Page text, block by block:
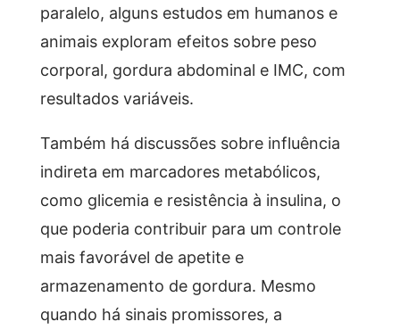
paralelo, alguns estudos em humanos e
animais exploram efeitos sobre peso
corporal, gordura abdominal e IMC, com
resultados variáveis.
Também há discussões sobre influência
indireta em marcadores metabólicos,
como glicemia e resistência à insulina, o
que poderia contribuir para um controle
mais favorável de apetite e
armazenamento de gordura. Mesmo
quando há sinais promissores, a